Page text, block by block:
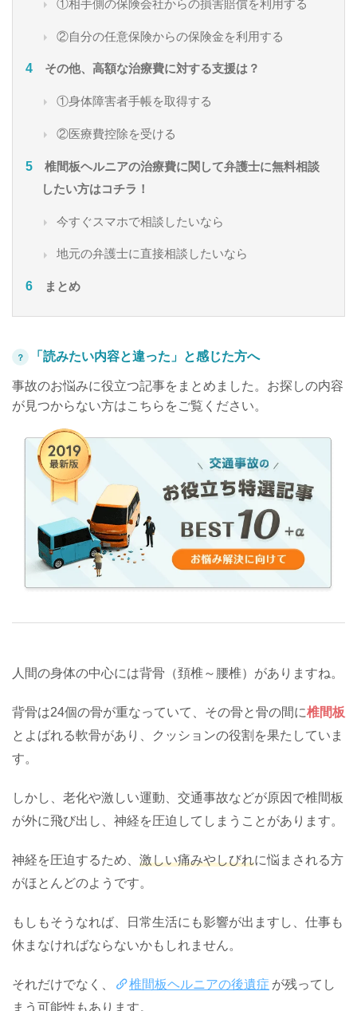
①相手側の保険会社からの損害賠償を利用する
②自分の任意保険からの保険金を利用する
その他、高額な治療費に対する支援は？
①身体障害者手帳を取得する
②医療費控除を受ける
椎間板ヘルニアの治療費に関して弁護士に無料相談
したい方はコチラ！
今すぐスマホで相談したいなら
地元の弁護士に直接相談したいなら
まとめ
？ 「読みたい内容と違った」と感じた方へ
事故のお悩みに役立つ記事をまとめました。お探しの内容
が見つからない方はこちらをご覧ください。
人間の身体の中心には背骨（頚椎～腰椎）がありますね。
背骨は24個の骨が重なっていて、その骨と骨の間に椎間板
とよばれる軟骨があり、クッションの役割を果たしていま
す。
しかし、老化や激しい運動、交通事故などが原因で椎間板
が外に飛び出し、神経を圧迫してしまうことがあります。
神経を圧迫するため、 激しい痛みやしびれに悩まされる方
がほとんどのようです。
もしもそうなれば、日常生活にも影響が出ますし、仕事も
休まなければならないかもしれません。
それだけでなく、 椎間板ヘルニアの後遺症 が残ってし
まう可能性もあります。